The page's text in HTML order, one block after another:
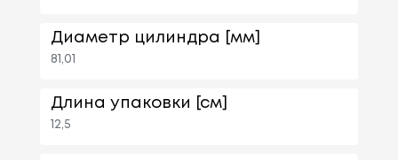
Диаметр цилиндра [мм]
81,01
Длина упаковки [см]
12,5